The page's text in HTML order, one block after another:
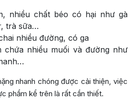
nhiều chất béo có hại như gà
trà sữa…
nhiều đường, có ga
chứa nhiều muối và đường như
nhanh chóng được cải thiện, việc
phẩm kể trên là rất cần thiết.